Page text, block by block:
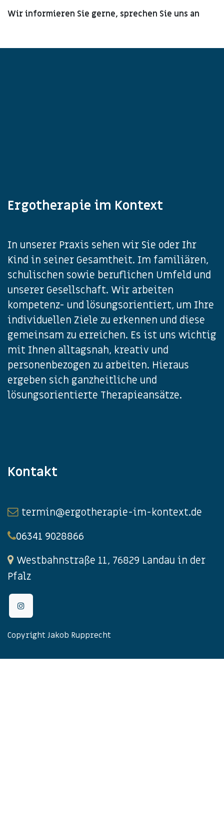
Wir informieren Sie gerne, sprechen Sie uns an
Ergotherapie im Kontext
In unserer Praxis sehen wir Sie oder Ihr
Kind in seiner Gesamtheit. Im familiären,
schulischen sowie beruflichen Umfeld und
unserer Gesellschaft. Wir arbeiten
kompetenz- und lösungsorientiert, um Ihre
individuellen Ziele zu erkennen und diese
gemeinsam zu erreichen. Es ist uns wichtig
mit Ihnen alltagsnah, kreativ und
personenbezogen zu arbeiten. Hieraus
ergeben sich ganzheitliche und
lösungsorientierte Therapieansätze.
Kontakt
termin@ergotherapie-im-kontext.de
06341 9028866
Westbahnstraße 11, 76829 Landau in der
Pfalz
Copyright Jakob Rupprecht